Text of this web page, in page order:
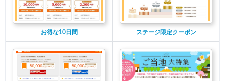
お得な10日間 ステージ限定クーポン